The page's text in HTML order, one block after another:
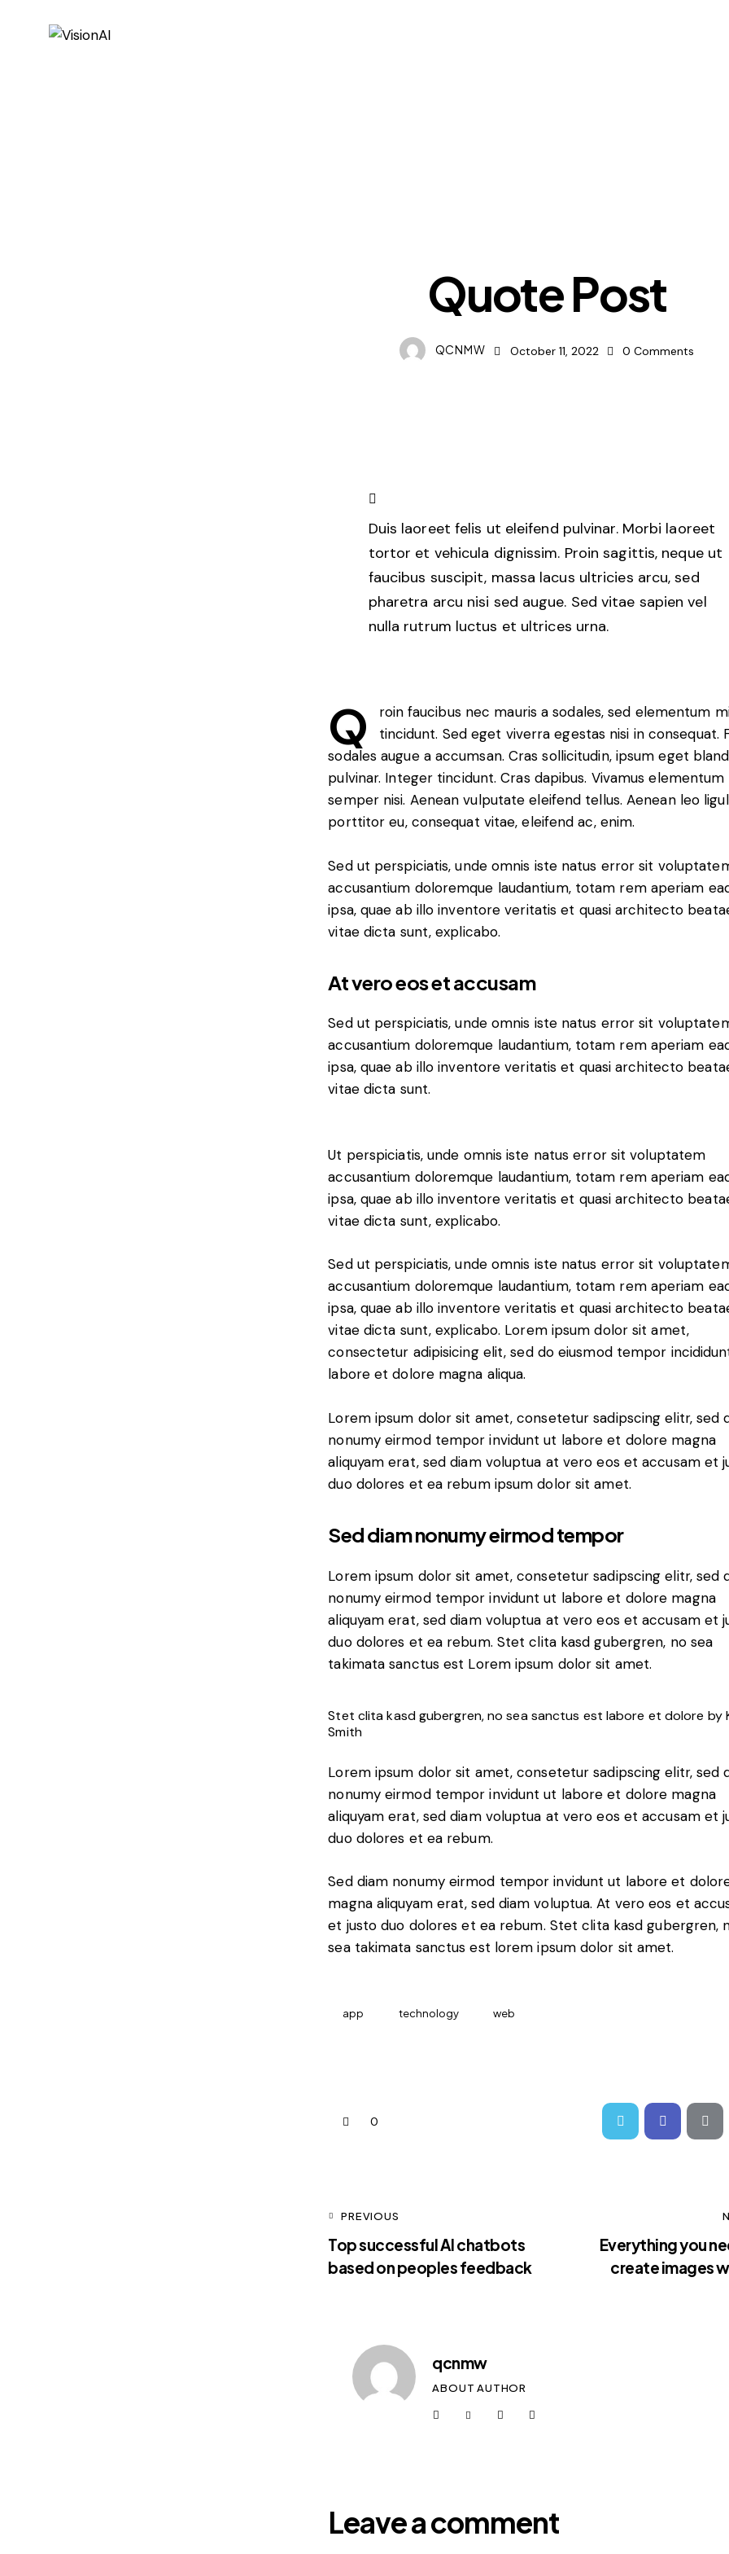
Quote Post
QCNMW October 11, 2022 0 Comments
Duis laoreet felis ut eleifend pulvinar. Morbi laoreet
tortor et vehicula dignissim. Proin sagittis, neque ut
faucibus suscipit, massa lacus ultricies arcu, sed
pharetra arcu nisi sed augue. Sed vitae sapien vel
nulla rutrum luctus et ultrices urna.
Q
roin faucibus nec mauris a sodales, sed elementum
tincidunt. Sed eget viverra egestas nisi in consequat.
sodales augue a accumsan. Cras sollicitudin, ipsum eget
pulvinar. Integer tincidunt. Cras dapibus. Vivamus elementum
semper nisi. Aenean vulputate eleifend tellus. Aenean leo
porttitor eu, consequat vitae, eleifend ac, enim.
Sed ut perspiciatis, unde omnis iste natus error sit
accusantium doloremque laudantium, totam rem aperiam
ipsa, quae ab illo inventore veritatis et quasi architecto
vitae dicta sunt, explicabo.
At vero eos et accusam
Sed ut perspiciatis, unde omnis iste natus error sit
accusantium doloremque laudantium, totam rem aperiam
ipsa, quae ab illo inventore veritatis et quasi architecto
vitae dicta sunt.
Ut perspiciatis, unde omnis iste natus error sit voluptatem
accusantium doloremque laudantium, totam rem aperiam
ipsa, quae ab illo inventore veritatis et quasi architecto
vitae dicta sunt, explicabo.
Sed ut perspiciatis, unde omnis iste natus error sit
accusantium doloremque laudantium, totam rem aperiam
ipsa, quae ab illo inventore veritatis et quasi architecto
vitae dicta sunt, explicabo. Lorem ipsum dolor sit amet,
consectetur adipisicing elit, sed do eiusmod tempor
labore et dolore magna aliqua.
Lorem ipsum dolor sit amet, consetetur sadipscing elitr, sed
nonumy eirmod tempor invidunt ut labore et dolore magna
aliquyam erat, sed diam voluptua at vero eos et accusam et
duo dolores et ea rebum ipsum dolor sit amet.
Sed diam nonumy eirmod tempor
Lorem ipsum dolor sit amet, consetetur sadipscing elitr, sed
nonumy eirmod tempor invidunt ut labore et dolore magna
aliquyam erat, sed diam voluptua at vero eos et accusam et
duo dolores et ea rebum. Stet clita kasd gubergren, no sea
takimata sanctus est Lorem ipsum dolor sit amet.
Stet clita kasd gubergren, no sea sanctus est labore et dolore by
Smith
Lorem ipsum dolor sit amet, consetetur sadipscing elitr, sed
nonumy eirmod tempor invidunt ut labore et dolore magna
aliquyam erat, sed diam voluptua at vero eos et accusam et
duo dolores et ea rebum.
Sed diam nonumy eirmod tempor invidunt ut labore et
magna aliquyam erat, sed diam voluptua. At vero eos et
et justo duo dolores et ea rebum. Stet clita kasd gubergren,
sea takimata sanctus est lorem ipsum dolor sit amet.
app technology web
0
PREVIOUS
Top successful AI chatbots
based on peoples feedback
Everything you
create images
qcnmw
ABOUT AUTHOR
Leave a comment